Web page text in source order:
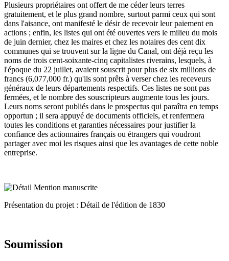
Plusieurs propriétaires ont offert de me céder leurs terres
gratuitement, et le plus grand nombre, surtout parmi ceux qui sont
dans l'aisance, ont manifesté le désir de recevoir leur paiement en
actions ; enfin, les listes qui ont été ouvertes vers le milieu du mois
de juin dernier, chez les maires et chez les notaires des cent dix
communes qui se trouvent sur la ligne du Canal, ont déjà reçu les
noms de trois cent-soixante-cinq capitalistes riverains, lesquels, à
l'époque du 22 juillet, avaient souscrit pour plus de six millions de
francs (6,077,000 fr.) qu'ils sont prêts à verser chez les receveurs
généraux de leurs départements respectifs. Ces listes ne sont pas
fermées, et le nombre des souscripteurs augmente tous les jours.
Leurs noms seront publiés dans le prospectus qui paraîtra en temps
opportun ; il sera appuyé de documents officiels, et renfermera
toutes les conditions et garanties nécessaires pour justifier la
confiance des actionnaires français ou étrangers qui voudront
partager avec moi les risques ainsi que les avantages de cette noble
entreprise.
Présentation du projet : Détail de l'édition de 1830
Soumission